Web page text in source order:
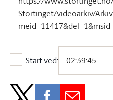
Start ved:
Start ved: